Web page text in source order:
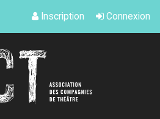
Inscription Connexion